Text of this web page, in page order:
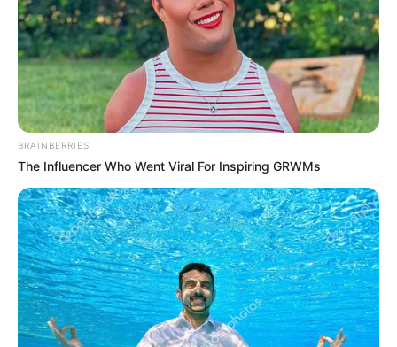
BRAINBERRIES
The Influencer Who Went Viral For Inspiring GRWMs